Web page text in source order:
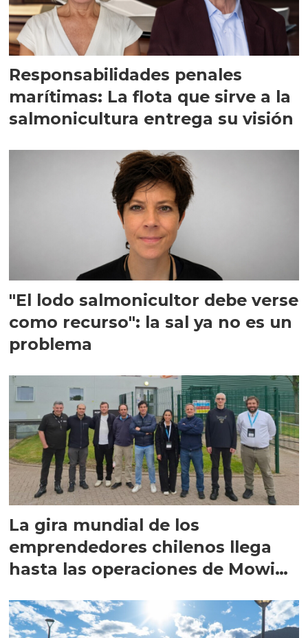
Responsabilidades penales
marítimas: La flota que sirve a la
salmonicultura entrega su visión
"El lodo salmonicultor debe verse
como recurso": la sal ya no es un
problema
La gira mundial de los
emprendedores chilenos llega
hasta las operaciones de Mowi